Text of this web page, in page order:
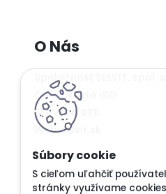
S cieľom uľahčiť
stránky využívame
O Nás
Spoločnosť SELVIT, spol. s
Certifikácia ISO
SERVIS a BTK
Web selvit.sk